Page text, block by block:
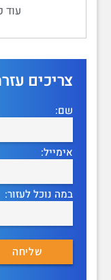
עוד
צריכים
שם:
אימייל:
במה נוכל לעזור: